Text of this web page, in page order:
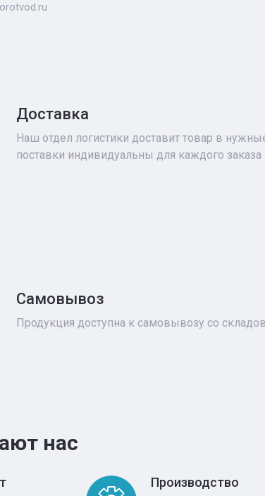
Доставка
Наш отдел логистики доставит товар в
поставки индивидуальны для каждого
Самовывоз
Продукция доступна к самовывозу со
нас
Производство